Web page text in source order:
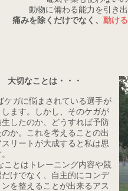
動物に備わる能力を引き
痛みを除くだけでなく、 動け
大切なことは・・・
ケガに悩まされている選手が
します。しかし、そのケガが
生したのか、どうすれば予防
のか。これを考えることの出
リートが大成すると私は思
ことはトレーニング内容や競
けでなく、自主的にコンデ
ンを整えることが出来るアス